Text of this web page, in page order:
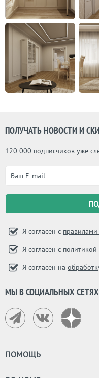
ПОЛУЧАТЬ НОВОСТИ И
120 000 подписчиков уже
Я согласен с правилами
Я согласен с
Я согласен на
МЫ В СОЦИАЛЬНЫХ СЕТЯХ
ПОМОЩЬ